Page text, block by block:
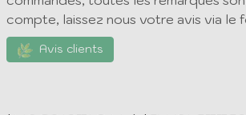
permettent de nous améliorer dans la
commandes, toutes les remarques
compte, laissez nous votre avis via le